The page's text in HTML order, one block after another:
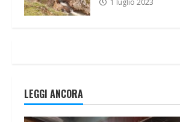
LEGGI ANCORA